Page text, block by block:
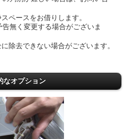
ペースをお借りします。
無く変更する場合がございま
除去できない場合がございます。
なオプション